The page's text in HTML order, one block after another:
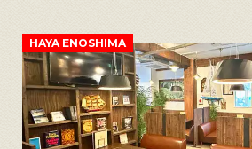
HAYA ENOSHIMA